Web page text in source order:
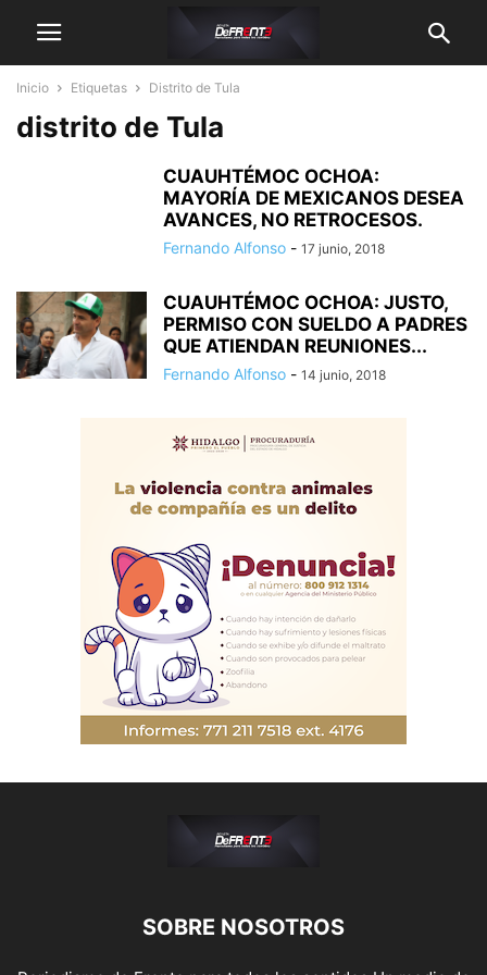
Inicio Etiquetas Distrito de Tula
distrito de Tula
CUAUHTÉMOC OCHOA:
MAYORÍA DE MEXICANOS DESEA
AVANCES, NO RETROCESOS.
Fernando Alfonso - 17 junio, 2018
CUAUHTÉMOC OCHOA: JUSTO,
PERMISO CON SUELDO A PADRES
QUE ATIENDAN REUNIONES...
Fernando Alfonso - 14 junio, 2018
SOBRE NOSOTROS